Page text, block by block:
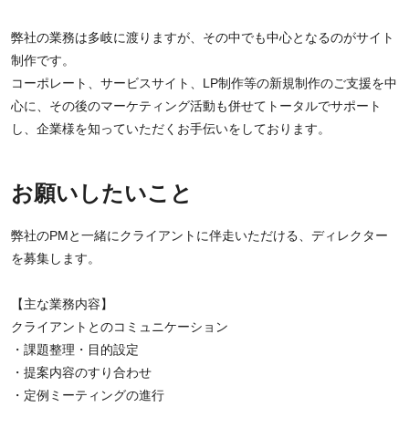
弊社の業務は多岐に渡りますが、その中でも中心となるのがサイト
制作です。
コーポレート、サービスサイト、LP制作等の新規制作のご支援を中
心に、その後のマーケティング活動も併せてトータルでサポート
し、企業様を知っていただくお手伝いをしております。
お願いしたいこと
弊社のPMと一緒にクライアントに伴走いただける、ディレクター
を募集します。
【主な業務内容】
クライアントとのコミュニケーション
・課題整理・目的設定
・提案内容のすり合わせ
・定例ミーティングの進行